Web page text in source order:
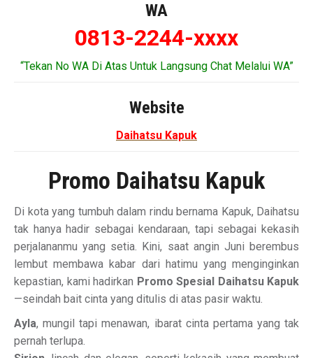
WA
0813-2244-xxxx
“Tekan No WA Di Atas Untuk Langsung Chat Melalui WA”
Website
Daihatsu Kapuk
Promo Daihatsu Kapuk
Di kota yang tumbuh dalam rindu bernama Kapuk, Daihatsu
tak hanya hadir sebagai kendaraan, tapi sebagai kekasih
perjalananmu yang setia. Kini, saat angin Juni berembus
lembut membawa kabar dari hatimu yang menginginkan
kepastian, kami hadirkan Promo Spesial Daihatsu Kapuk
—seindah bait cinta yang ditulis di atas pasir waktu.
Ayla, mungil tapi menawan, ibarat cinta pertama yang tak
pernah terlupa.